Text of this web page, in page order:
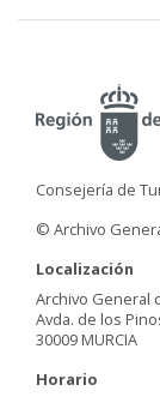
Consejería de
© Archivo
Localización
Archivo General
Avda. de los
30009 MURCIA
Horario